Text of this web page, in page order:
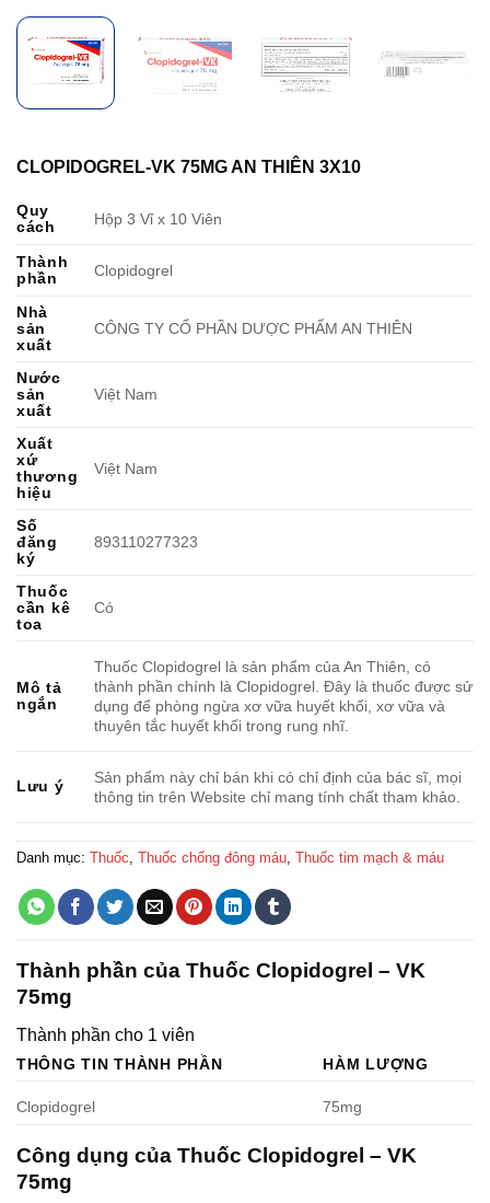
CLOPIDOGREL-VK 75MG AN THIÊN 3X10
Quy
cách
Hộp 3 Vỉ x 10 Viên
Thành
phần
Clopidogrel
Nhà
sản
xuất
CÔNG TY CỔ PHẦN DƯỢC PHẨM AN THIÊN
Nước
sản
xuất
Việt Nam
Xuất
xứ
thương
hiệu
Việt Nam
Số
đăng
ký
893110277323
Thuốc
cần kê
toa
Có
Mô tả
ngắn
Thuốc Clopidogrel là sản phẩm của An Thiên, có
thành phần chính là Clopidogrel. Đây là thuốc được sử
dụng để phòng ngừa xơ vữa huyết khối, xơ vữa và
thuyên tắc huyết khối trong rung nhĩ.
Lưu ý
Sản phẩm này chỉ bán khi có chỉ định của bác sĩ, mọi
thông tin trên Website chỉ mang tính chất tham khảo.
Danh mục: Thuốc Thuốc chống đông máu Thuốc tim mạch & máu
Thành phần của Thuốc Clopidogrel – VK
75mg
Thành phần cho 1 viên
THÔNG TIN THÀNH PHẦN HÀM LƯỢNG
Clopidogrel 75mg
Công dụng của Thuốc Clopidogrel – VK
75mg